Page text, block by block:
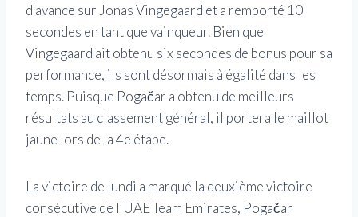
d'avance sur Jonas Vingegaard et a remporté 10
secondes en tant que vainqueur. Bien que
Vingegaard ait obtenu six secondes de bonus pour sa
performance, ils sont désormais à égalité dans les
temps. Puisque Pogačar a obtenu de meilleurs
résultats au classement général, il portera le maillot
jaune lors de la 4e étape.
La victoire de lundi a marqué la deuxième victoire
consécutive de l'UAE Team Emirates, Pogačar